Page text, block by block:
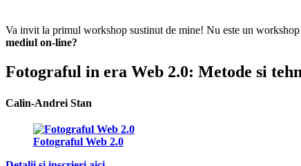
Va invit la primul workshop sustinut de mine! Nu este un
mediul on-line?
Fotograful in era Web 2.0: Metode si
Calin-Andrei Stan
Fotograful Web 2.0